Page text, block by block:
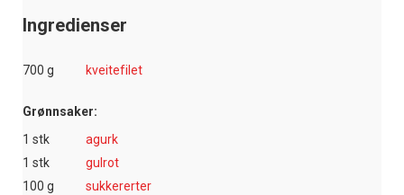
Ingredienser
700 g kveitefilet
Grønnsaker:
1 stk
agurk
1 stk
gulrot
100 g
sukkererter